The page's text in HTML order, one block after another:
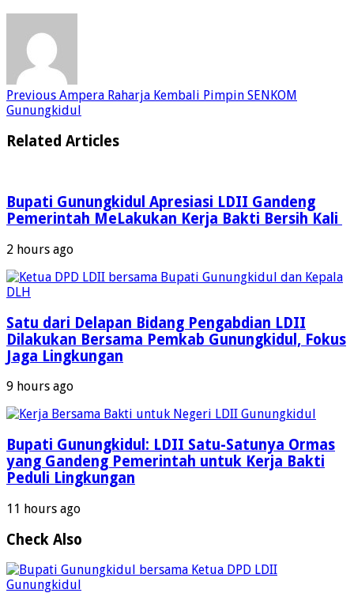
Previous Ampera Raharja Kembali Pimpin SENKOM
Gunungkidul
Related Articles
Bupati Gunungkidul Apresiasi LDII Gandeng
Pemerintah MeLakukan Kerja Bakti Bersih Kali ‎
2 hours ago
Satu dari Delapan Bidang Pengabdian LDII
Dilakukan Bersama Pemkab Gunungkidul, Fokus
Jaga Lingkungan
9 hours ago
Bupati Gunungkidul: LDII Satu-Satunya Ormas
yang Gandeng Pemerintah untuk Kerja Bakti
Peduli Lingkungan
11 hours ago
Check Also